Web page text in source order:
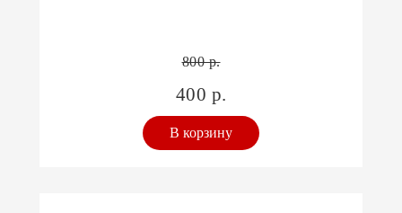
800 р.
400 р.
В корзину